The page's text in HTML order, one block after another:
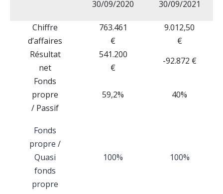
30/09/2020 30/09/2021
Chiffre
d’affaires
763.461
€
9.012,50
€
Résultat
net
541.200
€
-92.872 €
Fonds
propre
/ Passif
59,2% 40%
Fonds
propre /
Quasi
fonds
propre
100% 100%